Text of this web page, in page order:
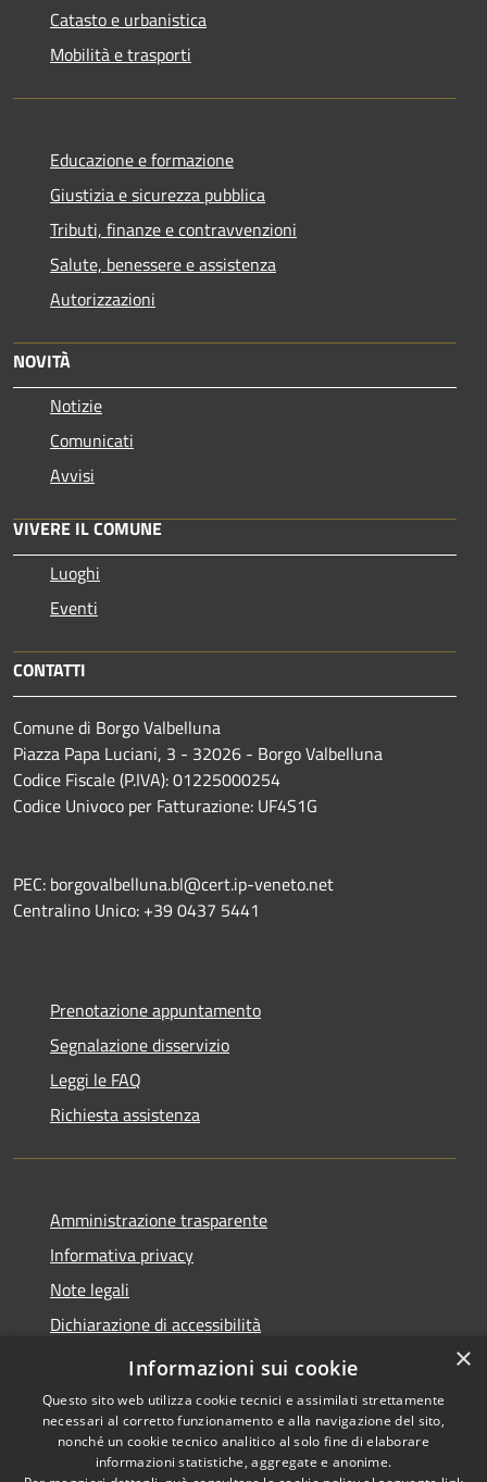
Catasto e urbanistica
Mobilità e trasporti
Educazione e formazione
Giustizia e sicurezza pubblica
Tributi, finanze e contravvenzioni
Salute, benessere e assistenza
Autorizzazioni
NOVITÀ
Notizie
Comunicati
Avvisi
VIVERE IL COMUNE
Luoghi
Eventi
CONTATTI
Comune di Borgo Valbelluna
Piazza Papa Luciani, 3 - 32026 - Borgo Valbelluna
Codice Fiscale (P.IVA): 01225000254
Codice Univoco per Fatturazione: UF4S1G
PEC: borgovalbelluna.bl@cert.ip-veneto.net
Centralino Unico: +39 0437 5441
Prenotazione appuntamento
Segnalazione disservizio
Leggi le FAQ
Richiesta assistenza
Amministrazione trasparente
Informativa privacy
Note legali
Dichiarazione di accessibilità
Piano di miglioramento dei servizi
Copyright © 2026 • Comune di
×
Informazioni sui cookie
Questo sito web utilizza cookie tecnici e assimilati strettamente
necessari al corretto funzionamento e alla navigazione del sito,
nonché un cookie tecnico analitico al solo fine di elaborare
informazioni statistiche, aggregate e anonime.